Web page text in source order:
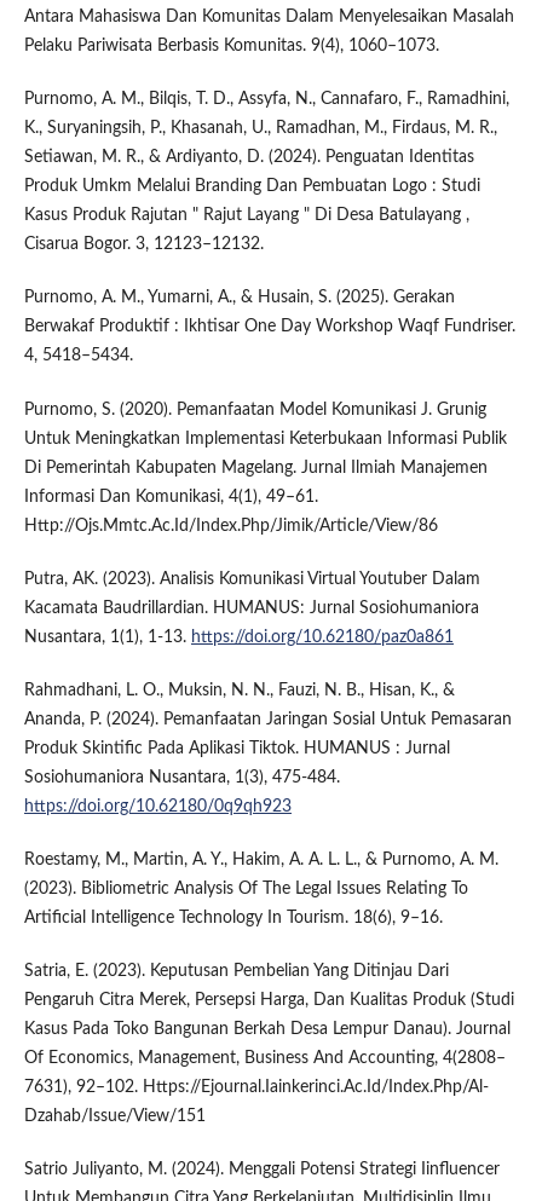
Antara Mahasiswa Dan Komunitas Dalam Menyelesaikan Masalah
Pelaku Pariwisata Berbasis Komunitas. 9(4), 1060–1073.
Purnomo, A. M., Bilqis, T. D., Assyfa, N., Cannafaro, F., Ramadhini,
K., Suryaningsih, P., Khasanah, U., Ramadhan, M., Firdaus, M. R.,
Setiawan, M. R., & Ardiyanto, D. (2024). Penguatan Identitas
Produk Umkm Melalui Branding Dan Pembuatan Logo : Studi
Kasus Produk Rajutan " Rajut Layang " Di Desa Batulayang ,
Cisarua Bogor. 3, 12123–12132.
Purnomo, A. M., Yumarni, A., & Husain, S. (2025). Gerakan
Berwakaf Produktif : Ikhtisar One Day Workshop Waqf Fundriser.
4, 5418–5434.
Purnomo, S. (2020). Pemanfaatan Model Komunikasi J. Grunig
Untuk Meningkatkan Implementasi Keterbukaan Informasi Publik
Di Pemerintah Kabupaten Magelang. Jurnal Ilmiah Manajemen
Informasi Dan Komunikasi, 4(1), 49–61.
Http://Ojs.Mmtc.Ac.Id/Index.Php/Jimik/Article/View/86
Putra, AK. (2023). Analisis Komunikasi Virtual Youtuber Dalam
Kacamata Baudrillardian. HUMANUS: Jurnal Sosiohumaniora
Nusantara, 1(1), 1-13. https://doi.org/10.62180/paz0a861
Rahmadhani, L. O., Muksin, N. N., Fauzi, N. B., Hisan, K., &
Ananda, P. (2024). Pemanfaatan Jaringan Sosial Untuk Pemasaran
Produk Skintific Pada Aplikasi Tiktok. HUMANUS : Jurnal
Sosiohumaniora Nusantara, 1(3), 475-484.
https://doi.org/10.62180/0q9qh923
Roestamy, M., Martin, A. Y., Hakim, A. A. L. L., & Purnomo, A. M.
(2023). Bibliometric Analysis Of The Legal Issues Relating To
Artificial Intelligence Technology In Tourism. 18(6), 9–16.
Satria, E. (2023). Keputusan Pembelian Yang Ditinjau Dari
Pengaruh Citra Merek, Persepsi Harga, Dan Kualitas Produk (Studi
Kasus Pada Toko Bangunan Berkah Desa Lempur Danau). Journal
Of Economics, Management, Business And Accounting, 4(2808–
7631), 92–102. Https://Ejournal.Iainkerinci.Ac.Id/Index.Php/Al-
Dzahab/Issue/View/151
Satrio Juliyanto, M. (2024). Menggali Potensi Strategi Iinfluencer